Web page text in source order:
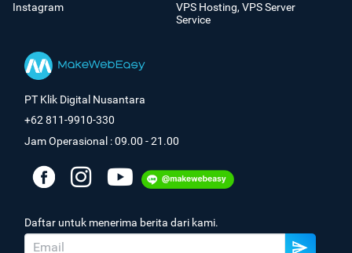
Instagram
VPS Hosting, VPS Server
Service
PT Klik Digital Nusantara
+62 811-9910-330
Jam Operasional : 09.00 - 21.00
Daftar untuk menerima berita dari kami.